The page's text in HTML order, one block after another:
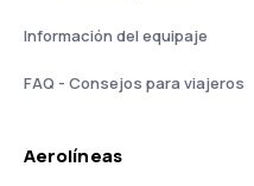
Información del equipaje
FAQ - Consejos para viajeros
Aerolíneas